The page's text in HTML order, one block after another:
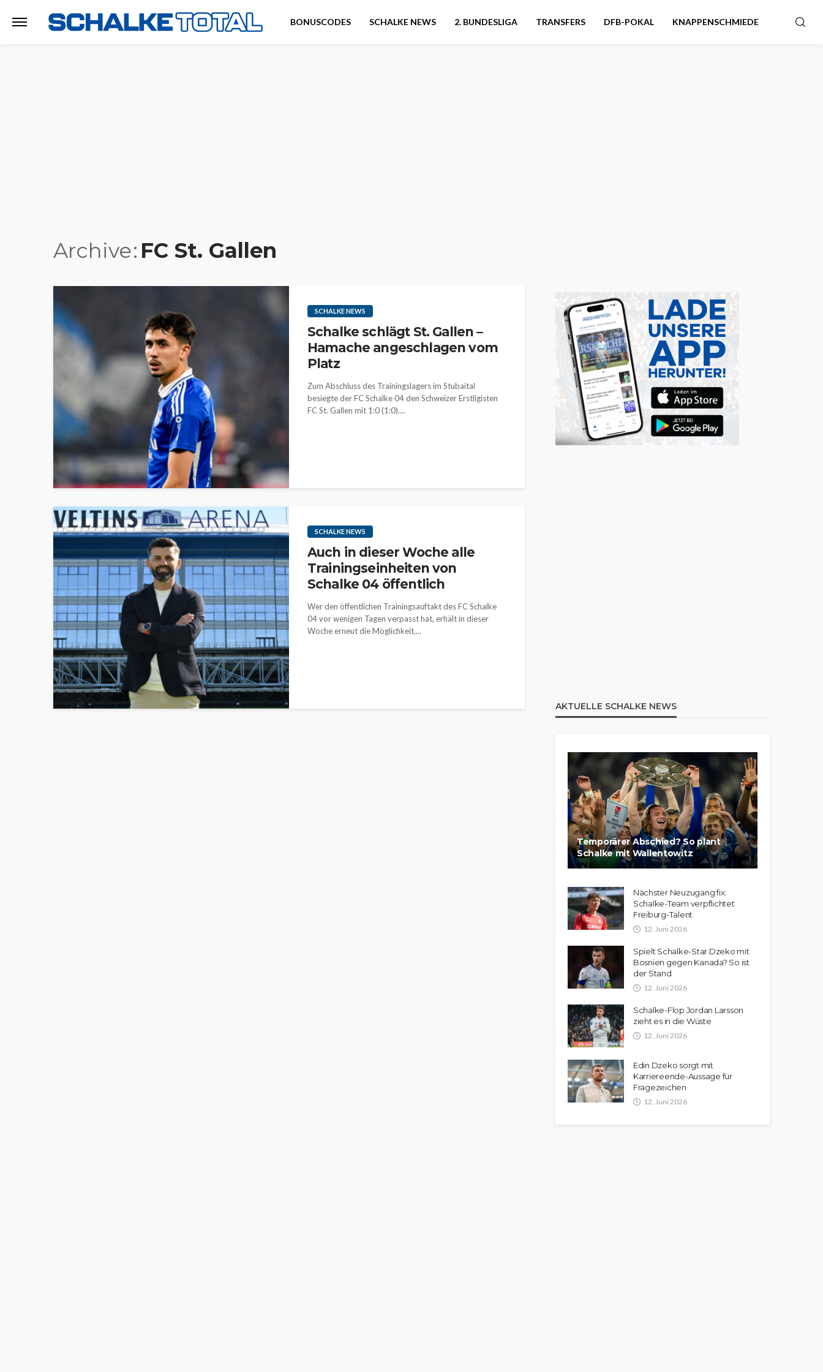
BONUSCODES SCHALKE NEWS 2. BUNDESLIGA TRANSFERS DFB-POKAL KNAPPENSCHMIEDE
Archive FC St. Gallen
SCHALKE NEWS
Schalke schlägt St. Gallen –
Hamache angeschlagen vom
Platz
Zum Abschluss des Trainingslagers im Stubaital
besiegte der FC Schalke 04 den Schweizer Erstligisten
FC St. Gallen mit 1:0 (1:0)....
SCHALKE NEWS
Auch in dieser Woche alle
Trainingseinheiten von
Schalke 04 öffentlich
Wer den öffentlichen Trainingsauftakt des FC Schalke
04 vor wenigen Tagen verpasst hat, erhält in dieser
Woche erneut die Möglichkeit,...
AKTUELLE SCHALKE NEWS
Temporärer Abschied? So plant
Schalke mit Wallentowitz
Nächster Neuzugang fix:
Schalke-Team verpflichtet
Freiburg-Talent
12. Juni 2026
Spielt Schalke-Star Dzeko mit
Bosnien gegen Kanada? So ist
der Stand
12. Juni 2026
Schalke-Flop Jordan Larsson
zieht es in die Wüste
12. Juni 2026
Edin Dzeko sorgt mit
Karriereende-Aussage für
Fragezeichen
12. Juni 2026